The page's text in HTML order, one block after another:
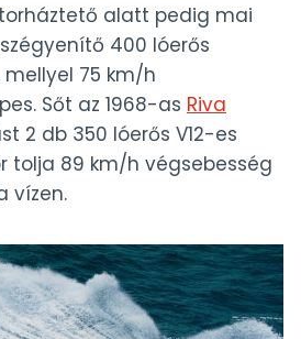
alatt pedig mai
400 lóerős
75 km/h
Sőt az 1968-as Riva
2 db 350 lóerős V12-es
tolja 89 km/h végsebesség
vízen.